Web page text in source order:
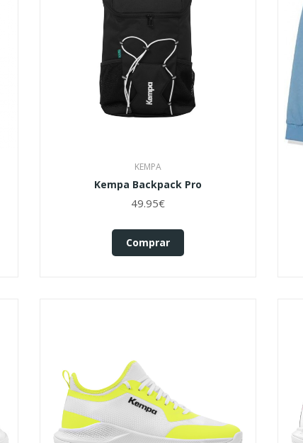
KEMPA
Kempa Backpack Pro
49.95€
Comprar